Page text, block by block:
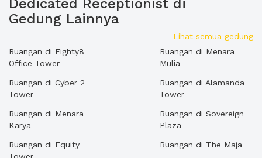
Dedicated Receptionist di
Gedung Lainnya
Lihat semua gedung
Ruangan di Eighty8
Office Tower
Ruangan di Cyber 2
Tower
Ruangan di Menara
Karya
Ruangan di Equity
Ruangan di Menara
Mulia
Ruangan di Alamanda
Tower
Ruangan di Sovereign
Plaza
Ruangan di The Maja